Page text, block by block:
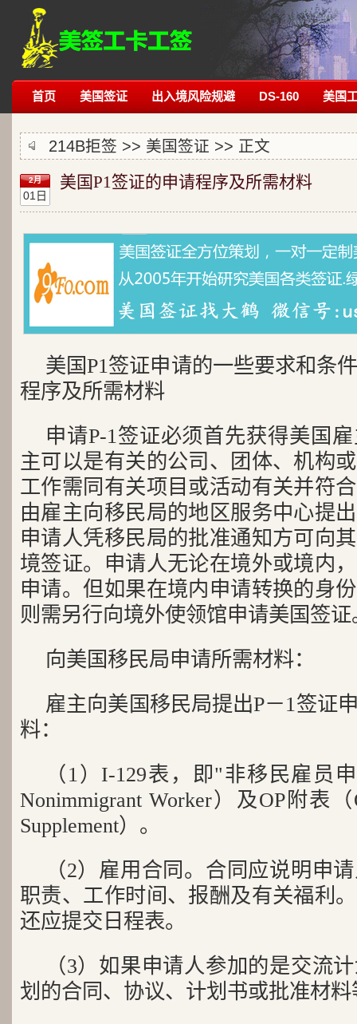
首页 美国签证 出入境风险规避 DS-160 美国
214B拒签 >> 美国签证 >> 正文
2月
01日
美国P1签证的申请程序及所需材料
美国P1签证申请的一些要求和条
程序及所需材料
申请P-1签证必须首先获得美国
主可以是有关的公司、团体、机构
工作需同有关项目或活动有关并符
由雇主向移民局的地区服务中心提
申请人凭移民局的批准通知方可向
境签证。申请人无论在境外或境内
申请。但如果在境内申请转换的身
则需另行向境外使领馆申请美国签证
向美国移民局申请所需材料：
雇主向美国移民局提出P－1签证
料：
（1）I-129表，即"非移民雇员
Nonimmigrant Worker）及OP附表（
Supplement）。
（2）雇用合同。合同应说明申
职责、工作时间、报酬及有关福利
还应提交日程表。
（3）如果申请人参加的是交流
划的合同、协议、计划书或批准材